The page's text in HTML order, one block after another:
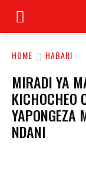
HOME HABARI
MIRADI YA
YAPONGEZA
NDANI